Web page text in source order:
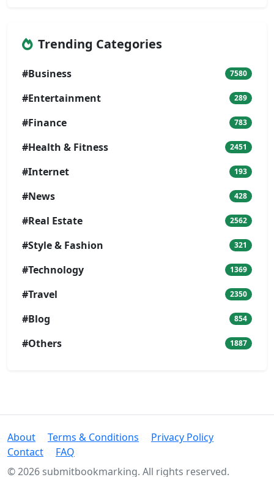
Trending Categories
#Business 7580
#Entertainment 289
#Finance 783
#Health & Fitness 2451
#Internet 193
#News 428
#Real Estate 2562
#Style & Fashion 321
#Technology 1369
#Travel 2350
#Blog 854
#Others 1887
About Terms & Conditions
Privacy Policy
Contact
FAQ
© 2026 submitbookmarking. All rights reserved.